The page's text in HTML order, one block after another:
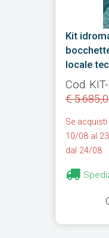
Kit
locale
Cod.
€
Se
10/08 al
dal 24/08